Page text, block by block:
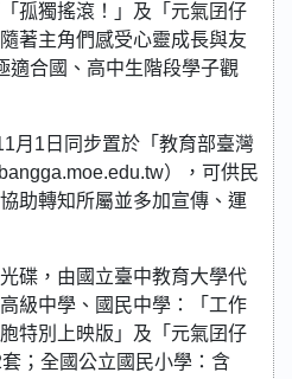
孤獨搖滾！」及「元氣囝仔
著主角們感受心靈成長與友
適合國、高中生階段學子觀
月1日同步置於「教育部臺灣
），可供民
助轉知所屬並多加宣傳、運
碟，由國立臺中教育大學代
級中學、國民中學：「工作
特別上映版」及「元氣囝仔
；全國公立國民小學：含